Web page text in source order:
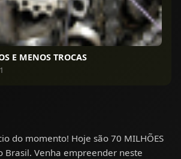
E MENOS TROCAS
do momento! Hoje são 70 MILHÕES
Brasil. Venha empreender neste